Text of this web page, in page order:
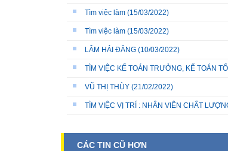
Tìm việc làm (15/03/2022)
Tìm việc làm (15/03/2022)
LÂM HẢI ĐĂNG (10/03/2022)
TÌM VIỆC KẾ TOÁN TRƯỞNG, KẾ TOÁN
VŨ THỊ THÙY (21/02/2022)
TÌM VIỆC VỊ TRÍ : NHÂN VIÊN CHẤT
CÁC TIN CŨ HƠN